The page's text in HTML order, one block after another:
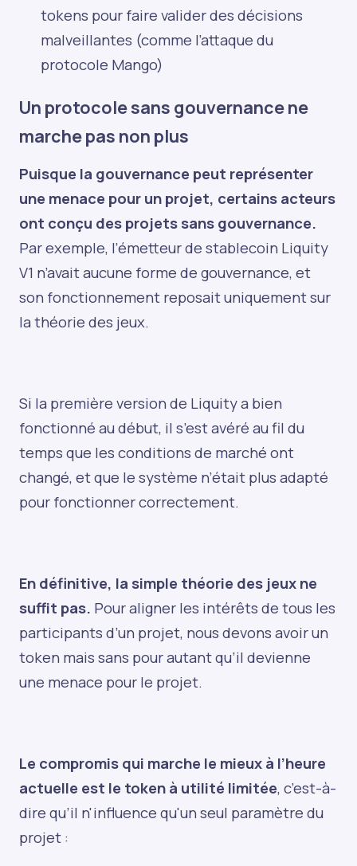
tokens pour faire valider des décisions
malveillantes (comme l’attaque du
protocole Mango)
Un protocole sans gouvernance ne
marche pas non plus
Puisque la gouvernance peut représenter
une menace pour un projet, certains acteurs
ont conçu des projets sans gouvernance.
Par exemple, l’émetteur de stablecoin Liquity
V1 n’avait aucune forme de gouvernance, et
son fonctionnement reposait uniquement sur
la théorie des jeux.
Si la première version de Liquity a bien
fonctionné au début, il s’est avéré au fil du
temps que les conditions de marché ont
changé, et que le système n’était plus adapté
pour fonctionner correctement.
En définitive, la simple théorie des jeux ne
suffit pas. Pour aligner les intérêts de tous les
participants d’un projet, nous devons avoir un
token mais sans pour autant qu’il devienne
une menace pour le projet.
Le compromis qui marche le mieux à l’heure
actuelle est le token à utilité limitée, c’est-à-
dire qu’il n'influence qu'un seul paramètre du
projet :